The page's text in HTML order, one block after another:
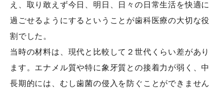
え、取り敢えず今日、明日、日々の日常生活を快適に
過ごせるようにするということが歯科医療の大切な役
割でした。
当時の材料は、現代と比較して２世代くらい差があり
ます。エナメル質や特に象牙質との接着力が弱く、中
長期的には、むし歯菌の侵入を防ぐことができません